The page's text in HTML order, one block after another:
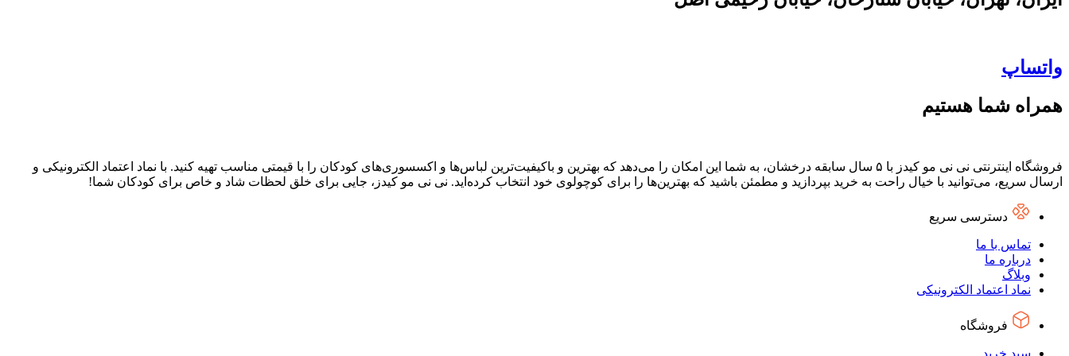
واتساپ
همراه شما هستیم
فروشگاه اینترنتی نی نی مو کیدز با ۵ سال سابقه درخشان، به شما این امکان را می‌دهد که بهترین و باکیفیت‌ترین لباس‌ها و اکسسوری‌های کودکان را با قیمتی مناسب تهیه کنید. با نماد اعتماد الکترونیکی و
ارسال سریع، می‌توانید با خیال راحت به خرید بپردازید و مطمئن باشید که بهترین‌ها را برای کوچولوی خود انتخاب کرده‌اید. نی نی مو کیدز، جایی برای خلق لحظات شاد و خاص برای کودکان شما!
دسترسی سریع
تماس با ما
درباره ما
وبلاگ
نماد اعتماد الکترونیکی
فروشگاه